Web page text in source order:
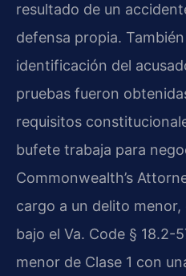
resultado de un
defensa propia.
identificación del
pruebas fueron
requisitos
bufete trabaja para
Commonwealth’s
cargo a un delito
bajo el Va. Code § 18.2-
menor de Clase 1 con